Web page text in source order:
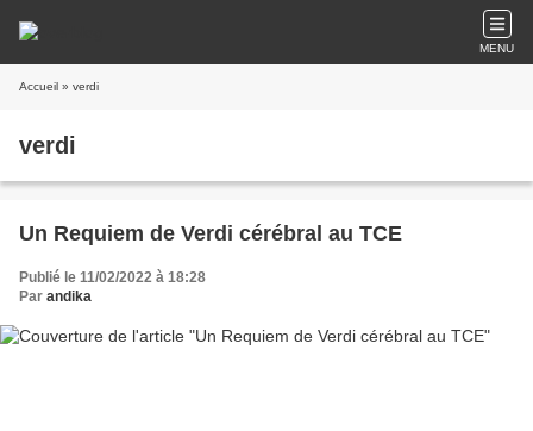
MENU
Accueil » verdi
verdi
Un Requiem de Verdi cérébral au TCE
Publié le 11/02/2022 à 18:28
Par andika